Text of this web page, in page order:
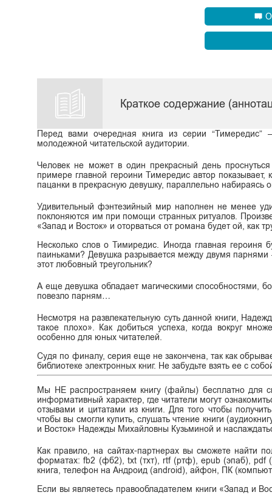
Краткое содержание
Перед вами очередная книга из серии
молодежной читательской аудитории.
Человек не может в один прекрасный день
примере главной героини Тимередис автор
пацанки в прекрасную девушку, параллельно набираясь
Удивительный фэнтезийный мир наполнен не менее
поклоняются им при помощи странных ритуалов.
«Запад и Восток» и оторваться от романа будет ой, как
Несколько слов о Тимиредис. Иногда главная героиня
паиньками? Девушка разрывается между двумя
этот любовный треугольник?
А еще девушка обладает магическими способностями,
повезло парням…
Несмотря на развлекательную суть данной книги,
такое плохо». Как добиться успеха, когда вокруг
особенно для юных читателей.
Судя по финалу, серия еще не закончена, так как
библиотеке электронных книг. Не забудьте взять ее с
Мы НЕ распространяем книгу (файлы) бесплатно для
информативный характер, где читатели могут
отзывами и цитатами из книги. Для того чтобы
чтобы вы смогли купить, слушать чтение книги
и Восток» Надежды Михайловны Кузьминой и
Как правило, на сайтах-партнерах вы сможете найти
форматах: fb2 (фб2), txt (тхт), rtf (ртф), epub (эпаб), pdf
книга, телефон на Андроид (android), айфон, ПК
Если вы являетесь правообладателем книги «Запад и